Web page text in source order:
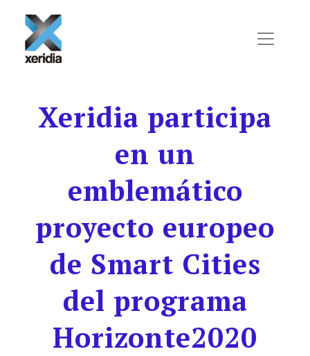
Xeridia participa
en un
emblemático
proyecto europeo
de Smart Cities
del programa
Horizonte2020